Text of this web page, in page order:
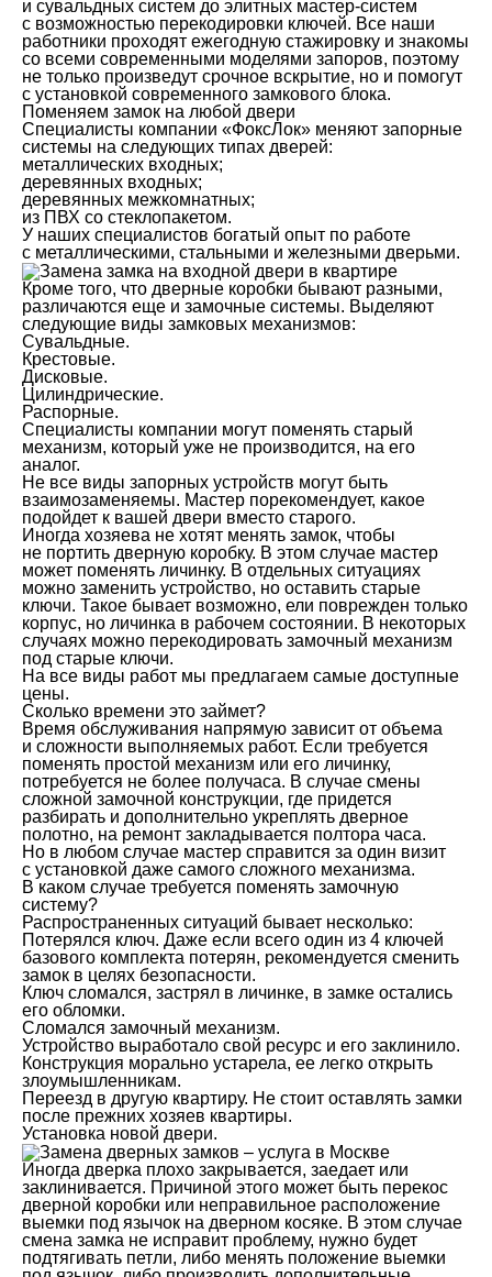
и сувальдных систем до элитных мастер-систем
с возможностью перекодировки ключей. Все наши
работники проходят ежегодную стажировку и знакомы
со всеми современными моделями запоров, поэтому
не только произведут срочное вскрытие, но и помогут
с установкой современного замкового блока.
Поменяем замок на любой двери
Специалисты компании «ФоксЛок» меняют запорные
системы на следующих типах дверей:
металлических входных;
деревянных входных;
деревянных межкомнатных;
из ПВХ со стеклопакетом.
У наших специалистов богатый опыт по работе
с металлическими, стальными и железными дверьми.
Кроме того, что дверные коробки бывают разными,
различаются еще и замочные системы. Выделяют
следующие виды замковых механизмов:
Сувальдные.
Крестовые.
Дисковые.
Цилиндрические.
Распорные.
Специалисты компании могут поменять старый
механизм, который уже не производится, на его
аналог.
Не все виды запорных устройств могут быть
взаимозаменяемы. Мастер порекомендует, какое
подойдет к вашей двери вместо старого.
Иногда хозяева не хотят менять замок, чтобы
не портить дверную коробку. В этом случае мастер
может поменять личинку. В отдельных ситуациях
можно заменить устройство, но оставить старые
ключи. Такое бывает возможно, ели поврежден только
корпус, но личинка в рабочем состоянии. В некоторых
случаях можно перекодировать замочный механизм
под старые ключи.
На все виды работ мы предлагаем самые доступные
цены.
Сколько времени это займет?
Время обслуживания напрямую зависит от объема
и сложности выполняемых работ. Если требуется
поменять простой механизм или его личинку,
потребуется не более получаса. В случае смены
сложной замочной конструкции, где придется
разбирать и дополнительно укреплять дверное
полотно, на ремонт закладывается полтора часа.
Но в любом случае мастер справится за один визит
с установкой даже самого сложного механизма.
В каком случае требуется поменять замочную
систему?
Распространенных ситуаций бывает несколько:
Потерялся ключ. Даже если всего один из 4 ключей
базового комплекта потерян, рекомендуется сменить
замок в целях безопасности.
Ключ сломался, застрял в личинке, в замке остались
его обломки.
Сломался замочный механизм.
Устройство выработало свой ресурс и его заклинило.
Конструкция морально устарела, ее легко открыть
злоумышленникам.
Переезд в другую квартиру. Не стоит оставлять замки
после прежних хозяев квартиры.
Установка новой двери.
Иногда дверка плохо закрывается, заедает или
заклинивается. Причиной этого может быть перекос
дверной коробки или неправильное расположение
выемки под язычок на дверном косяке. В этом случае
смена замка не исправит проблему, нужно будет
подтягивать петли, либо менять положение выемки